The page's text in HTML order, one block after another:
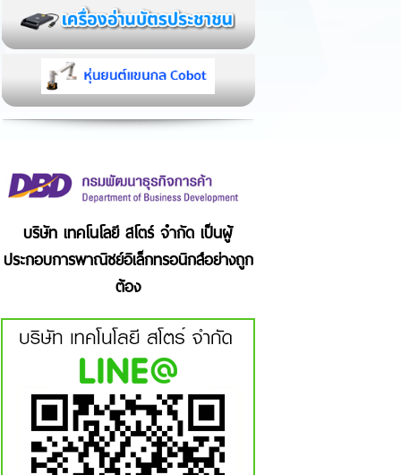
บริษัท เทคโนโลยี สโตร์ จำกัด เป็นผู้
ประกอบการพาณิชย์อิเล็กทรอนิกส์อย่างถูก
ต้อง